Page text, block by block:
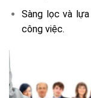
Sàng lọc và
công việc.